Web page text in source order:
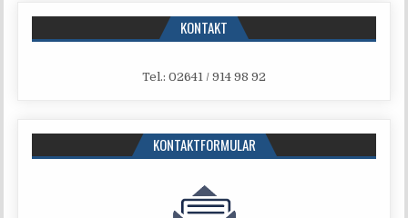
KONTAKT
Tel.: 02641 / 914 98 92
KONTAKTFORMULAR